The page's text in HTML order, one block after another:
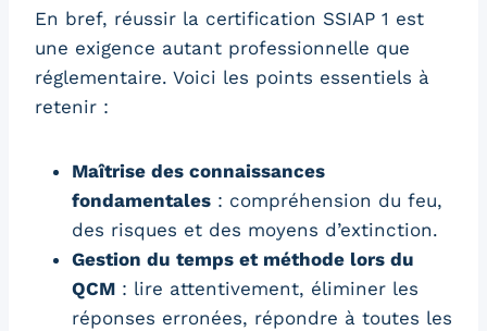
En bref, réussir la certification SSIAP 1 est
une exigence autant professionnelle que
réglementaire. Voici les points essentiels à
retenir :
Maîtrise des connaissances
fondamentales : compréhension du feu,
des risques et des moyens d’extinction.
Gestion du temps et méthode lors du
QCM : lire attentivement, éliminer les
réponses erronées, répondre à toutes les